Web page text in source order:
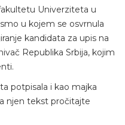
Univerziteta u
u kojem se osvrnula
kandidata za upis na
Republika Srbija, kojim
potpisala i kao majka
njen tekst pročitajte